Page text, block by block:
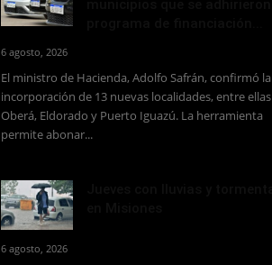
6 agosto, 2026
El ministro de Hacienda, Adolfo Safrán, confirmó la
incorporación de 13 nuevas localidades, entre ellas
Oberá, Eldorado y Puerto Iguazú. La herramienta
permite abonar...
6 agosto, 2026